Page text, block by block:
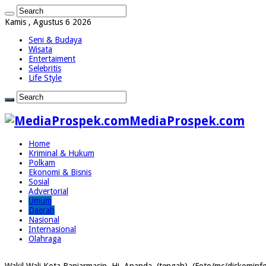
Kamis , Agustus 6 2026
Seni & Budaya
Wisata
Entertaiment
Selebritis
Life Style
MediaProspek.com
Home
Kriminal & Hukum
Polkam
Ekonomi & Bisnis
Sosial
Advertorial
Umum
Daerah
Nasional
Internasional
Olahraga